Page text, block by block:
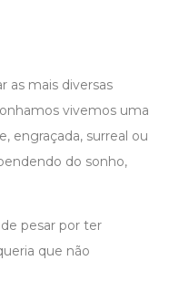
as mais diversas
vivemos uma
engraçada, surreal ou
do sonho,
pesar por ter
que não